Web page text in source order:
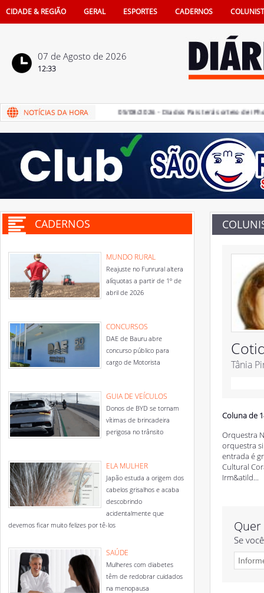
CIDADE & REGIÃO GERAL ESPORTES CADERNOS
07 de Agosto de 2026
12:33
criadas em Penápolis 05/08/2026 - Dia dos Pais terá sorteio de
CADERNOS
MUNDO RURAL
Reajuste no Funrural altera
alíquotas a partir de 1º de
abril de 2026
CONCURSOS
DAE de Bauru abre
concurso público para
cargo de Motorista
GUIA DE VEÍCULOS
Donos de BYD se tornam
vítimas de brincadeira
perigosa no trânsito
ELA MULHER
Japão estuda a origem dos
cabelos grisalhos e acaba
descobrindo
acidentalmente que
devemos ficar muito felizes por tê-los
SAÚDE
Mulheres com diabetes
têm de redobrar cuidados
na menopausa
Tânia
Coluna de
Orquestra
orquestra
entrada é
Cultural
Irm&atild...
Se